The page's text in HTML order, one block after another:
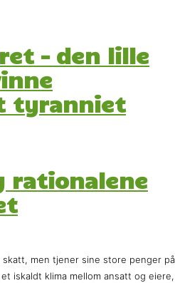
– den lille
tyranniet
rationalene
men tjener sine store penger
iskaldt klima mellom ansatt og eiere,